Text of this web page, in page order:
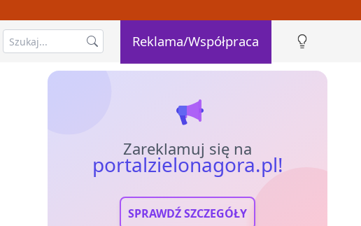
Reklama/Współpraca
Zareklamuj się na
portalzielonagora.pl!
SPRAWDŹ SZCZEGÓŁY